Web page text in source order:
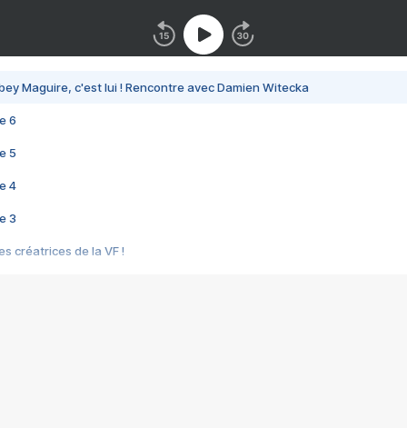
Maguire, c'est lui ! Rencontre avec Damien Witecka
6
5
4
3
créatrices de la VF !